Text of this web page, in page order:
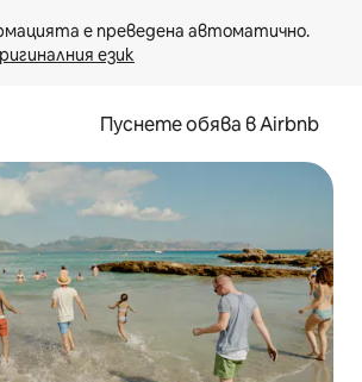
език
Пуснете обява в Airbnb